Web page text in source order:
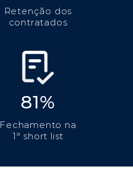
Retenção dos
contratados
81%
Fechamento na
1ª short list